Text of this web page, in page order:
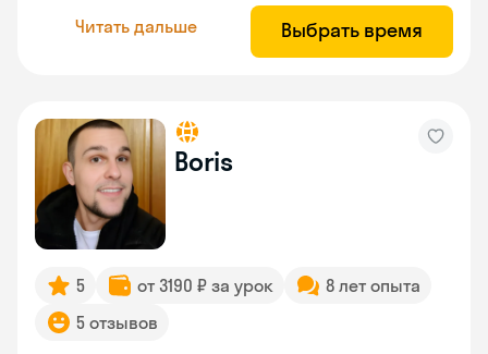
Читать дальше Выбрать время
Boris
5 от 3190 ₽ за урок
8 лет опыта
5 отзывов